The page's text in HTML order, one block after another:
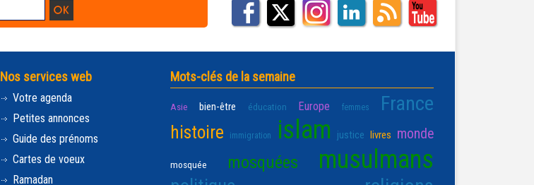
Nos services web
Votre agenda
Petites annonces
Guide des prénoms
Cartes de voeux
Ramadan
Mots-clés de la semaine
Asie bien-être éducation Europe femmes France
histoire immigration islam justice livres monde
mosquée mosquées musulmans